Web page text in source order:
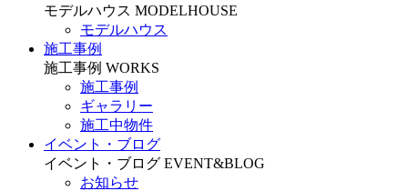
モデルハウス MODELHOUSE
モデルハウス
施工事例
施工事例 WORKS
施工事例
ギャラリー
施工中物件
イベント・ブログ
イベント・ブログ EVENT&BLOG
お知らせ